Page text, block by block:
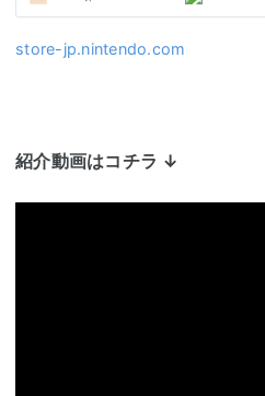
store-jp.nintendo.com
紹介動画はコチラ ↓